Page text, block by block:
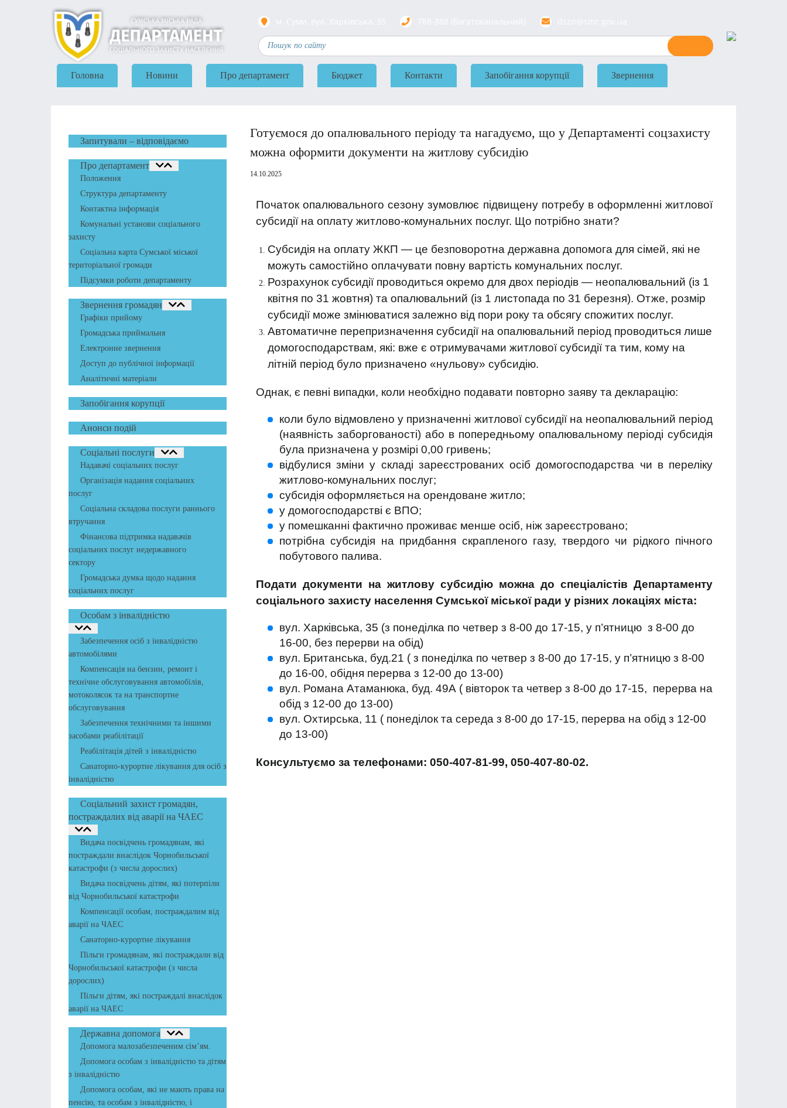
Головна Новини Про департамент Бюджет Контакти Запобігання корупції Звернення
Запитували – відповідаємо
Про департамент
Положення
Структура департаменту
Контактна інформація
Комунальні установи соціального
захисту
Соціальна карта Сумської міської
територіальної громади
Підсумки роботи департаменту
Звернення громадян
Графіки прийому
Громадська приймальня
Електронне звернення
Доступ до публічної інформації
Аналітичні матеріали
Запобігання корупції
Анонси подій
Соціальні послуги
Надавачі соціальних послуг
Організація надання соціальних
послуг
Соціальна складова послуги раннього
втручання
Фінансова підтримка надавачів
соціальних послуг недержавного
сектору
Громадська думка щодо надання
соціальних послуг
Особам з інвалідністю
Забезпечення осіб з інвалідністю
автомобілями
Компенсація на бензин, ремонт і
технічне обслуговування автомобілів,
мотоколясок та на транспортне
обслуговування
Забезпечення технічними та іншими
засобами реабілітації
Реабілітація дітей з інвалідністю
Санаторно-курортне лікування для осіб з
інвалідністю
Соціальний захист громадян,
постраждалих від аварії на ЧАЕС
Видача посвідчень громадянам, які
постраждали внаслідок Чорнобильської
катастрофи (з числа дорослих)
Видача посвідчень дітям, які потерпіли
від Чорнобильської катастрофи
Компенсації особам, постраждалим від
аварії на ЧАЕС
Санаторно-курортне лікування
Пільги громадянам, які постраждали від
Чорнобильської катастрофи (з числа
дорослих)
Пільги дітям, які постраждалі внаслідок
аварії на ЧАЕС
Державна допомога
Допомога малозабезпеченим сім’ям.
Допомога особам з інвалідністю та дітям
з інвалідністю
Допомога особам, які не мають права на
пенсію, та особам з інвалідністю, і
Готуємося до опалювального періоду та нагадуємо, що у Департаменті соцзахисту
можна оформити документи на житлову субсидію
14.10.2025
Початок опалювального сезону зумовлює підвищену потребу в оформленні житлової
субсидії на оплату житлово-комунальних послуг. Що потрібно знати?
Субсидія на оплату ЖКП — це безповоротна державна допомога для сімей, які не
можуть самостійно оплачувати повну вартість комунальних послуг.
Розрахунок субсидії проводиться окремо для двох періодів — неопалювальний (із 1
квітня по 31 жовтня) та опалювальний (із 1 листопада по 31 березня). Отже, розмір
субсидії може змінюватися залежно від пори року та обсягу спожитих послуг.
Автоматичне перепризначення субсидії на опалювальний період проводиться лише
домогосподарствам, які: вже є отримувачами житлової субсидії та тим, кому на
літній період було призначено «нульову» субсидію.
Однак, є певні випадки, коли необхідно подавати повторно заяву та декларацію:
коли було відмовлено у призначенні житлової субсидії на неопалювальний період
(наявність заборгованості) або в попередньому опалювальному періоді субсидія
була призначена у розмірі 0,00 гривень;
відбулися зміни у складі зареєстрованих осіб домогосподарства чи в переліку
житлово-комунальних послуг;
субсидія оформляється на орендоване житло;
у домогосподарстві є ВПО;
у помешканні фактично проживає менше осіб, ніж зареєстровано;
потрібна субсидія на придбання скрапленого газу, твердого чи рідкого пічного
побутового палива.
Подати документи на житлову субсидію можна до спеціалістів Департаменту
соціального захисту населення Сумської міської ради у різних локаціях міста:
вул. Харківська, 35 (з понеділка по четвер з 8-00 до 17-15, у п’ятницю з 8-00 до
16-00, без перерви на обід)
вул. Британська, буд.21 ( з понеділка по четвер з 8-00 до 17-15, у п’ятницю з 8-00
до 16-00, обідня перерва з 12-00 до 13-00)
вул. Романа Атаманюка, буд. 49А ( вівторок та четвер з 8-00 до 17-15, перерва на
обід з 12-00 до 13-00)
вул. Охтирська, 11 ( понеділок та середа з 8-00 до 17-15, перерва на обід з 12-00
до 13-00)
Консультуємо за телефонами: 050-407-81-99, 050-407-80-02.